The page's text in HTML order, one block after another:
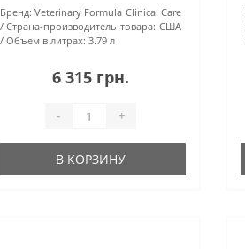
и кошек, 3.79 л
Бренд: Veterinary Formula Clinical Care
Страна-производитель товара: США
Объем в литрах: 3.79 л
6 315 грн.
- +
В КОРЗИНУ